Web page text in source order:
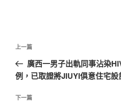
文
導
覽
上
一
篇
章
上一篇
廣西一男子出軌同事沾染
例，已取證將JIUYI俱意住宅設
下
下一篇